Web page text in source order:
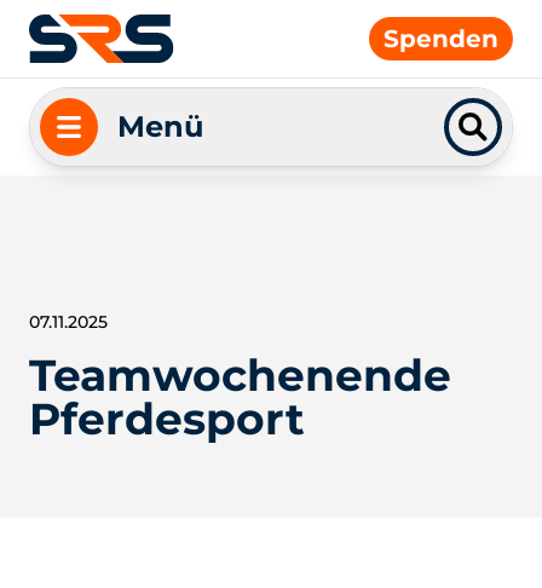
Spenden
Menü
07.11.2025
Teamwochenende
Pferdesport